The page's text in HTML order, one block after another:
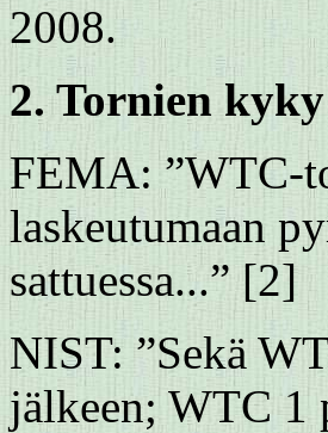
2008.
2. Tornien
FEMA: ”WTC-
laskeutumaan
sattuessa...” [2]
NIST: ”Sekä
jälkeen; WTC 1